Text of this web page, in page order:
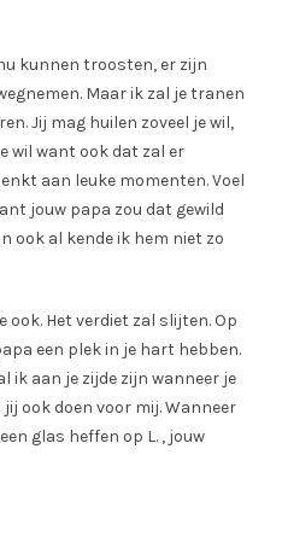
kunnen troosten, er zijn
Maar ik zal je tranen
Jij mag huilen zoveel je wil,
wil want ook dat zal er
aan leuke momenten. Voel
jouw papa zou dat gewild
ook al kende ik hem niet zo
ook. Het verdiet zal slijten. Op
een plek in je hart hebben.
ik aan je zijde zijn wanneer je
ook doen voor mij. Wanneer
glas heffen op L. , jouw